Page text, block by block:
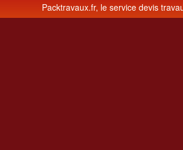
Packtravaux.fr, le service devis